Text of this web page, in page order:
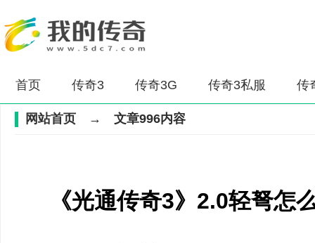
首页 传奇3 传奇3G 传奇3私服 传
网站首页 → 文章996内容
《光通传奇3》2.0轻弩怎